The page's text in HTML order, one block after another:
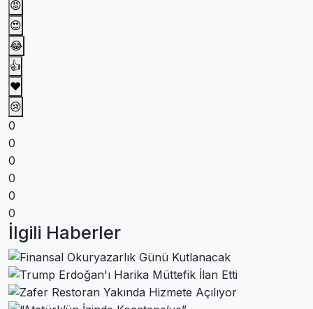
😡
😍
😂
👍
❤️
😢
0
0
0
0
0
0
İlgili Haberler